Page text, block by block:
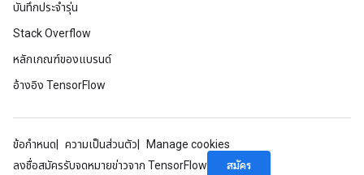
บันทึกประจำรุ่น
Stack Overflow
หลักเกณฑ์ของแบรนด์
อ้างอิง TensorFlow
ข้อกำหนด ความเป็นส่วนตัว
Manage cookies
ลงชื่อสมัครรับจดหมายข่าวจาก TensorFlow
สมัคร